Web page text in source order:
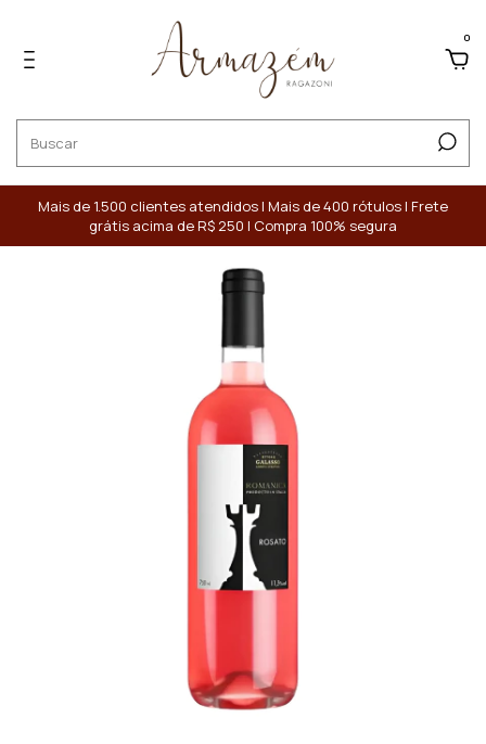
0
Mais de 1.500 clientes atendidos | Mais de 400 rótulos | Frete
grátis acima de R$ 250 | Compra 100% segura